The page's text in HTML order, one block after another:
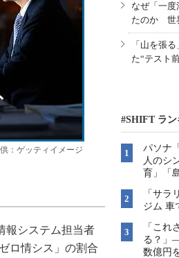
：ゲッティイメージ
報システム担当者
ロ情シス」の割合
なぜ「一度
たのか 世
「山を張
た“テスト
#SHIFT ラン
パソナ
人のシ
育」「
「サラ
ジム 車
「これ
る？」
数億円